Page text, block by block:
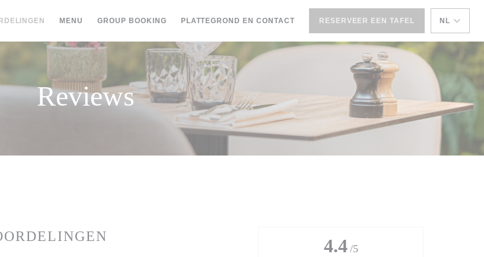
MENU ((OPENT IN EEN NIEUW VENSTER))
GROUP BOOKING((OPENT IN EEN NIEUW VENSTER))
PLATTEGROND EN CONTACT RESERVEER EEN TAFEL NL
Reviews
4.4 /5